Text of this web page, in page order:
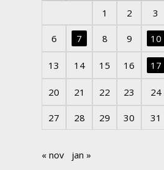
1 2 3
6 7 8 9 10
13 14 15 16 17
20 21 22 23 24
27 28 29 30 31
« nov jan »